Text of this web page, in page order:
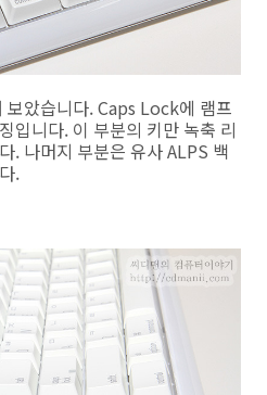
보았습니다. Caps Lock에 램프
입니다. 이 부분의 키만 녹축 리
. 나머지 부분은 유사 ALPS 백
.